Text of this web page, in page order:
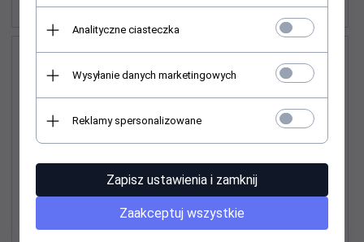
Mydło w płynie 50 urodziny.
500 ml
Zestaw prezentowy z
dwoma kubkami,
Analityczne ciasteczka
Wysyłanie danych marketingowych
Reklamy spersonalizowane
Zapisz ustawienia i zamknij
Zaakceptuj wszystkie